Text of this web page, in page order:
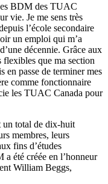
BDM des TUAC
vie. Je me sens très
l’école secondaire
un emploi qui m’a
décennie. Grâce aux
flexibles que ma section
en passe de terminer mes
comme fonctionnaire
les TUAC Canada pour
un total de dix-huit
membres, leurs
fins d’études
a été créée en l’honneur
William Beggs,